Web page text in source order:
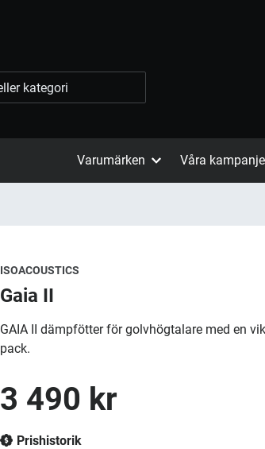
Varumärken Våra
ISOACOUSTICS
Gaia II
GAIA II dämpfötter för golvhögtalare med en
pack.
3 490 kr
Prishistorik